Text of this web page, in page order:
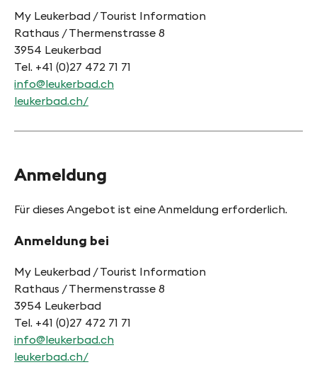
My Leukerbad / Tourist Information
Rathaus / Thermenstrasse 8
3954 Leukerbad
Tel. +41 (0)27 472 71 71
info@leukerbad.ch
leukerbad.ch/
Anmeldung
Für dieses Angebot ist eine Anmeldung erforderlich.
Anmeldung bei
My Leukerbad / Tourist Information
Rathaus / Thermenstrasse 8
3954 Leukerbad
Tel. +41 (0)27 472 71 71
info@leukerbad.ch
leukerbad.ch/